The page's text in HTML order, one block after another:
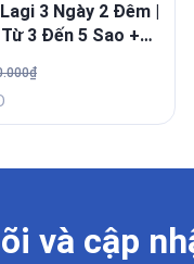
3 Ngày 2 Đêm |
3 Đến 5 Sao +
và cập